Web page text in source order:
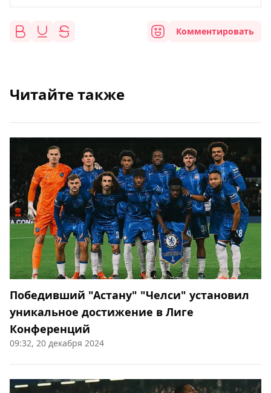
Комментировать
Читайте также
Победивший "Астану" "Челси" установил
уникальное достижение в Лиге
Конференций
09:32, 20 декабря 2024